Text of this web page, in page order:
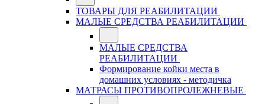
ТОВАРЫ ДЛЯ РЕАБИЛИТАЦИИ
МАЛЫЕ СРЕДСТВА РЕАБИЛИТАЦИИ
МАЛЫЕ СРЕДСТВА
РЕАБИЛИТАЦИИ
Формирование койки места в
домашних условиях - методичка
МАТРАСЫ ПРОТИВОПРОЛЕЖНЕВЫЕ